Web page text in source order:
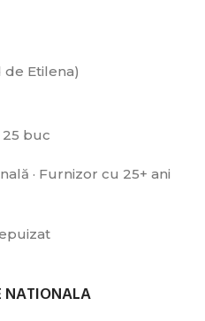
de Etilena)
25 buc
· Furnizor cu 25+ ani
NATIONALA